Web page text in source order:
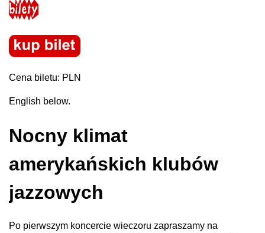
Cena biletu: PLN
English below.
Nocny klimat
amerykańskich klubów
jazzowych
Po pierwszym koncercie wieczoru zapraszamy na